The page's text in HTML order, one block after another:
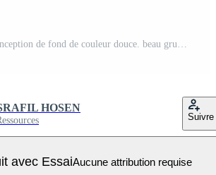
abstrait coloré. conception de fond de couleur douce. beau grunge bleu aquarelle. toile aquarelle texturée en papier aquarelle pour un design créatif moderne. fond avec des rayons. Vecteur Pro
HOSEN
Suivre
avec EssaiAucune attribution requise